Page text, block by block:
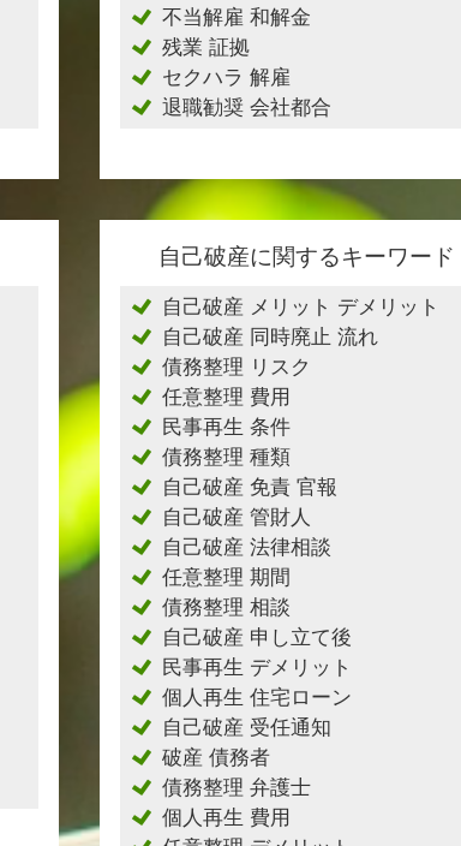
不当解雇 和解金
残業 証拠
セクハラ 解雇
退職勧奨 会社都合
自己破産に関するキーワード
自己破産 メリット デメリット
自己破産 同時廃止 流れ
債務整理 リスク
任意整理 費用
民事再生 条件
債務整理 種類
自己破産 免責 官報
自己破産 管財人
自己破産 法律相談
任意整理 期間
債務整理 相談
自己破産 申し立て後
民事再生 デメリット
個人再生 住宅ローン
自己破産 受任通知
破産 債務者
債務整理 弁護士
個人再生 費用